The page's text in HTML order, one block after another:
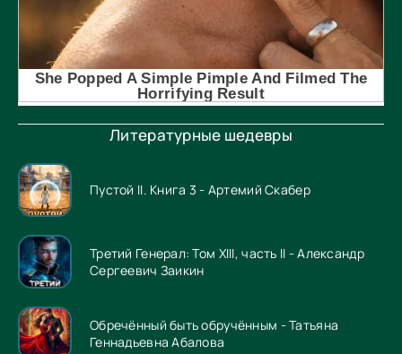
Литературные шедевры
Пустой II. Книга 3 - Артемий Скабер
Третий Генерал: Том XIII, часть II - Александр
Сергеевич Заикин
Обречённый быть обручённым - Татьяна
Геннадьевна Абалова